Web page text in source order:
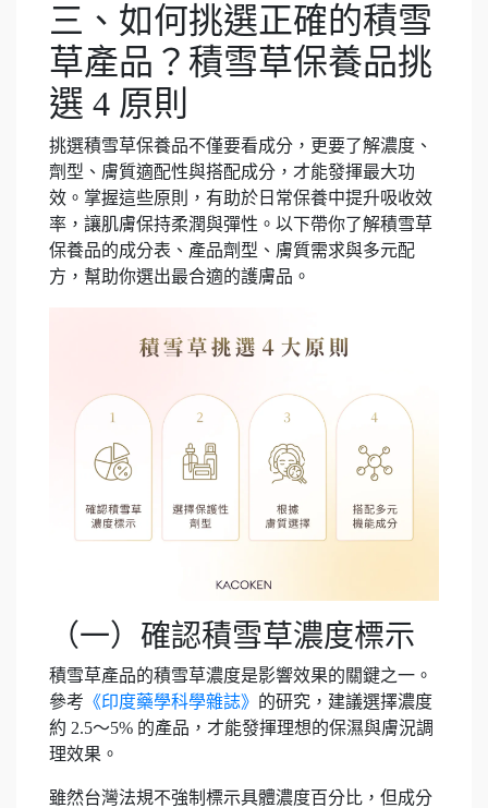
三、如何挑選正確的積雪
草產品？積雪草保養品挑
選 4 原則
挑選積雪草保養品不僅要看成分，更要了解濃度、
劑型、膚質適配性與搭配成分，才能發揮最大功
效。掌握這些原則，有助於日常保養中提升吸收效
率，讓肌膚保持柔潤與彈性。以下帶你了解積雪草
保養品的成分表、產品劑型、膚質需求與多元配
方，幫助你選出最合適的護膚品。
（一）確認積雪草濃度標示
積雪草產品的積雪草濃度是影響效果的關鍵之一。
參考 《印度藥學科學雜誌》 的研究，建議選擇濃度
約 2.5～5% 的產品，才能發揮理想的保濕與膚況調
理效果。
雖然台灣法規不強制標示具體濃度百分比，但成分